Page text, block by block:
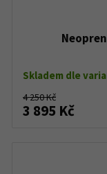
Skladem dle
4 250 Kč
3 895 Kč